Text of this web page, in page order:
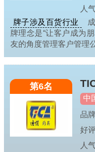
人
牌子涉及百货行业
牌理念是“让客户成为
友的角度管理客户管理
第6名
中
品
好
人